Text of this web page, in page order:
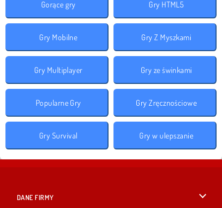
Gorące gry Gry HTML5
Gry Mobilne Gry Z Myszkami
Gry Multiplayer Gry ze świnkami
Popularne Gry Gry Zręcznościowe
Gry Survival Gry w ulepszanie
DANE FIRMY